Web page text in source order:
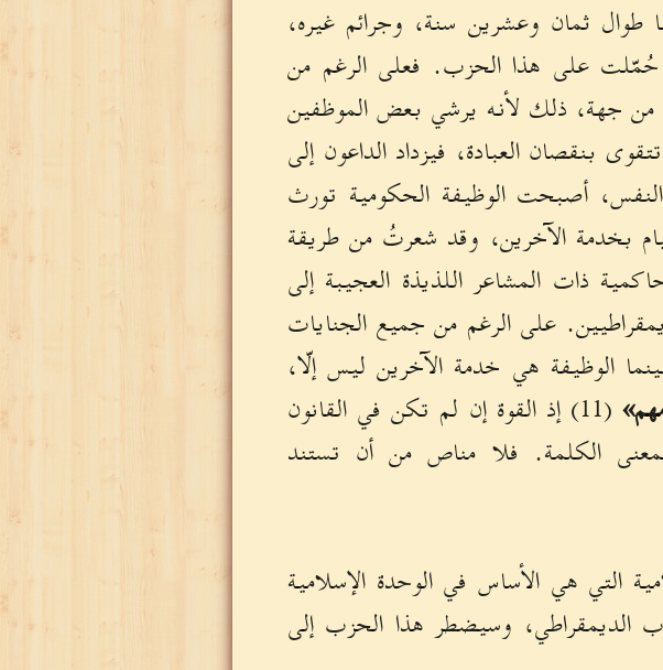
طوال ثمان وعشرين سنة، وجرائم غيره،
حُمّلت على هذا الحزب. فعلى الرغم من
من جهة، ذلك لأنه يرشي بعض الموظفين
بنقصان العبادة، فيزداد الداعون إلى
أصبحت الوظيفة الحكومية تورث
بخدمة الآخرين، وقد شعرتُ من طريقة
ذات المشاعر اللذيذة العجيبة إلى
على الرغم من جميع الجنايات
الوظيفة هي خدمة الآخرين ليس إلّا،
(11) إذ القوة إن لم تكن في القانون
الكلمة. فلا مناص من أن تستند
التي هي الأساس في الوحدة الإسلامية
الديمقراطي، وسيضطر هذا الحزب إلى